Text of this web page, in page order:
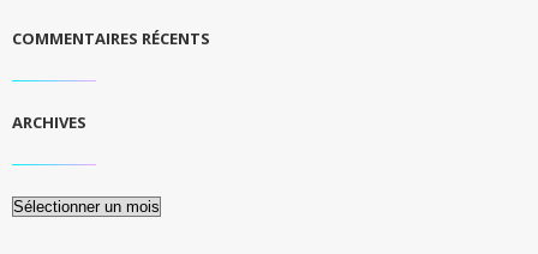
COMMENTAIRES RÉCENTS
ARCHIVES
Archives